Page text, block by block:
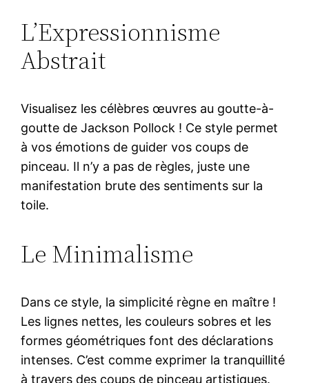
L’Expressionnisme
Abstrait
Visualisez les célèbres œuvres au goutte-à-
goutte de Jackson Pollock ! Ce style permet
à vos émotions de guider vos coups de
pinceau. Il n’y a pas de règles, juste une
manifestation brute des sentiments sur la
toile.
Le Minimalisme
Dans ce style, la simplicité règne en maître !
Les lignes nettes, les couleurs sobres et les
formes géométriques font des déclarations
intenses. C’est comme exprimer la tranquillité
à travers des coups de pinceau artistiques.